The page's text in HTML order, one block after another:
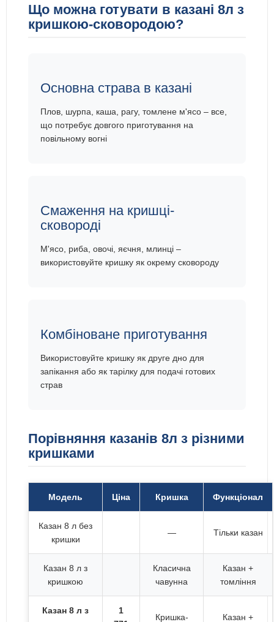
Що можна готувати в казані 8л з
кришкою-сковородою?
Основна страва в казані
Плов, шурпа, каша, рагу, томлене м'ясо – все,
що потребує довгого приготування на
повільному вогні
Смаження на кришці-
сковороді
М'ясо, риба, овочі, яєчня, млинці –
використовуйте кришку як окрему сковороду
Комбіноване приготування
Використовуйте кришку як друге дно для
запікання або як тарілку для подачі готових
страв
Порівняння казанів 8л з різними
кришками
Модель Ціна Кришка Функціонал
Казан 8 л без
кришки
— Тільки казан
Казан 8 л з
кришкою
Класична
чавунна
Казан +
томління
Казан 8 л з
1
Кришка-
Казан +